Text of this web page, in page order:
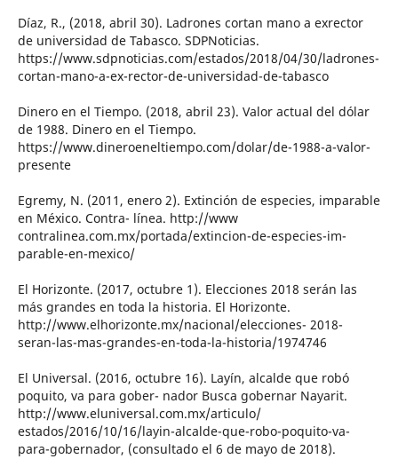
Díaz, R., (2018, abril 30). Ladrones cortan mano a exrector
de universidad de Tabasco. SDPNoticias.
https://www.sdpnoticias.com/estados/2018/04/30/ladrones-
cortan-mano-a-ex-rector-de-universidad-de-tabasco
Dinero en el Tiempo. (2018, abril 23). Valor actual del dólar
de 1988. Dinero en el Tiempo.
https://www.dineroeneltiempo.com/dolar/de-1988-a-valor-
presente
Egremy, N. (2011, enero 2). Extinción de especies, imparable
en México. Contra- línea. http://www
contralinea.com.mx/portada/extincion-de-especies-im-
parable-en-mexico/
El Horizonte. (2017, octubre 1). Elecciones 2018 serán las
más grandes en toda la historia. El Horizonte.
http://www.elhorizonte.mx/nacional/elecciones- 2018-
seran-las-mas-grandes-en-toda-la-historia/1974746
El Universal. (2016, octubre 16). Layín, alcalde que robó
poquito, va para gober- nador Busca gobernar Nayarit.
http://www.eluniversal.com.mx/articulo/
estados/2016/10/16/layin-alcalde-que-robo-poquito-va-
para-gobernador, (consultado el 6 de mayo de 2018).